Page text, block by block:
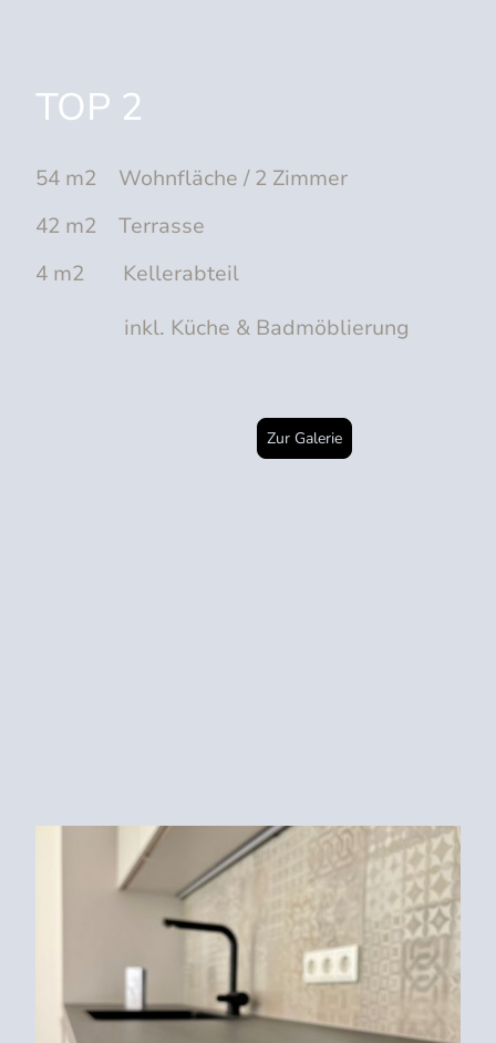
TOP 2
54 m2 Wohnfläche / 2 Zimmer
42 m2 Terrasse
4 m2 Kellerabteil
inkl. Küche & Badmöblierung
Zur Galerie